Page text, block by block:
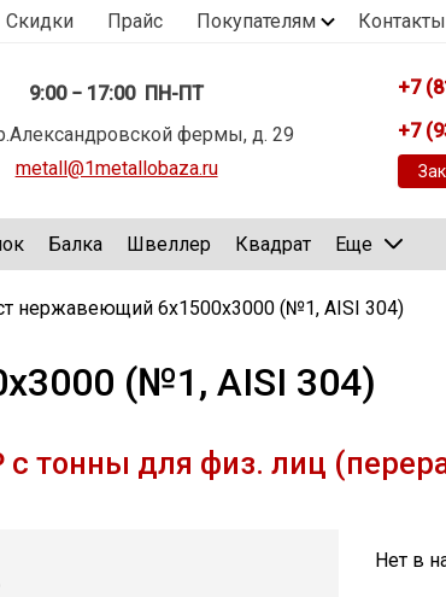
Скидки Прайс Покупателям Контакты
9:00 − 17:00 ПН-ПТ
фермы, д. 29
metall@1metallobaza.ru
+7
+7
Балка Швеллер Квадрат Еще
нержавеющий 6х1500х3000 (№1, AISI 304)
(№1, AISI 304)
с тонны для физ. лиц
Нет в